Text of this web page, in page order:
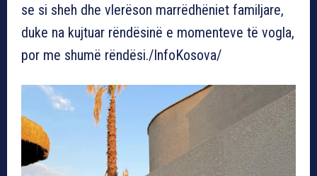
se si sheh dhe vlerëson marrëdhëniet familjare,
duke na kujtuar rëndësinë e momenteve të vogla,
por me shumë rëndësi./InfoKosova/